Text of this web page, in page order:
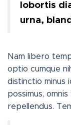
lobortis
urna,
Nam libero
optio cumque
distinctio minus
possimus,
repellendus.